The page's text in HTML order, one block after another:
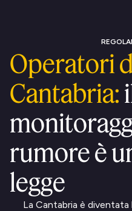
Operatori
Cantabria:
rumore è
legge
La Cantabria è diventata